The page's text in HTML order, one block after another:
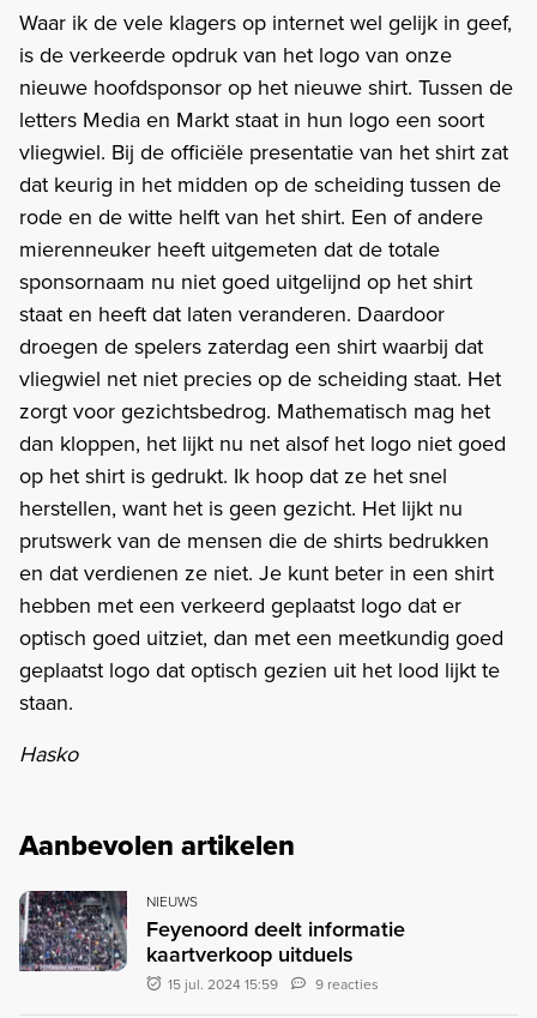
Waar ik de vele klagers op internet wel gelijk in geef,
is de verkeerde opdruk van het logo van onze
nieuwe hoofdsponsor op het nieuwe shirt. Tussen de
letters Media en Markt staat in hun logo een soort
vliegwiel. Bij de officiële presentatie van het shirt zat
dat keurig in het midden op de scheiding tussen de
rode en de witte helft van het shirt. Een of andere
mierenneuker heeft uitgemeten dat de totale
sponsornaam nu niet goed uitgelijnd op het shirt
staat en heeft dat laten veranderen. Daardoor
droegen de spelers zaterdag een shirt waarbij dat
vliegwiel net niet precies op de scheiding staat. Het
zorgt voor gezichtsbedrog. Mathematisch mag het
dan kloppen, het lijkt nu net alsof het logo niet goed
op het shirt is gedrukt. Ik hoop dat ze het snel
herstellen, want het is geen gezicht. Het lijkt nu
prutswerk van de mensen die de shirts bedrukken
en dat verdienen ze niet. Je kunt beter in een shirt
hebben met een verkeerd geplaatst logo dat er
optisch goed uitziet, dan met een meetkundig goed
geplaatst logo dat optisch gezien uit het lood lijkt te
staan.
Hasko
Aanbevolen artikelen
NIEUWS
Feyenoord deelt informatie
kaartverkoop uitduels
15 jul. 2024 15:59 9 reacties